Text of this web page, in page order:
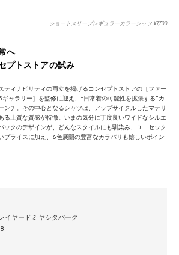
ショートスリーブレギュラーカラーシャツ ¥7,700
へ
プトストアの試み
ティナビリティの両立を掲げるコンセプトストアの［ファー
ャラリー］を監修に迎え、“日常着の可能性を拡張する”カ
ンチ。その中心となるシャツは、アップサイクルしたマテリ
る上質な質感が特徴。いまの気分に丁度良いワイドなシルエ
ックのデザインが、どんなスタイルにも馴染み、ユニセック
プライスに加え、6色展開の豊富なカラバリも嬉しいポイン
イヤードミヤシタパーク